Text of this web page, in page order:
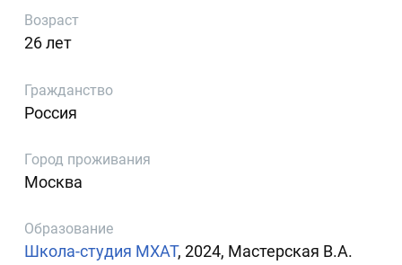
Возраст
26 лет
Гражданство
Россия
Город проживания
Москва
Образование
Школа-студия МХАТ, 2024, Мастерская В.А.